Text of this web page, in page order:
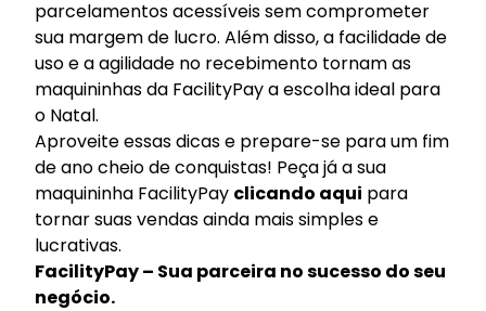
parcelamentos acessíveis sem comprometer
sua margem de lucro. Além disso, a facilidade de
uso e a agilidade no recebimento tornam as
maquininhas da FacilityPaya escolha ideal para
o Natal.
Aproveite essas dicas e prepare-se para um fim
de ano cheio de conquistas! Peça já a sua
maquininha FacilityPay clicando aqui para
tornar suas vendas ainda mais simples e
lucrativas.
FacilityPay – Sua parceira no sucesso do seu
negócio.